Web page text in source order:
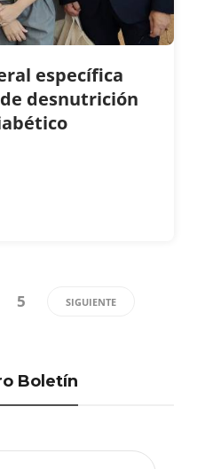
específica
desnutrición
5 SIGUIENTE
Boletín